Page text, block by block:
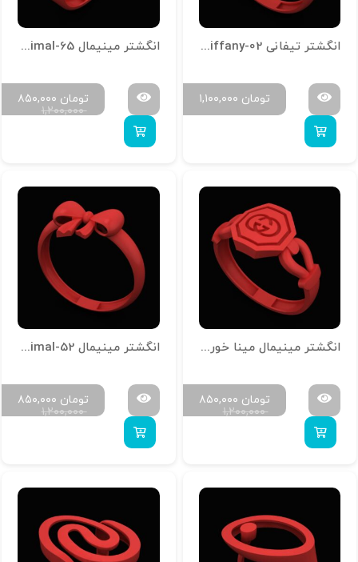
انگشتر تیفانی R-Tiffany-02
۱,۱۰۰,۰۰۰ تومان
انگشتر مینیمال R-Minimal-65
۱,۲۰۰,۰۰۰
۸۵۰,۰۰۰ تومان
انگشتر مینیمال مینا خور R-Minimal-62
۱,۲۰۰,۰۰۰
۸۵۰,۰۰۰ تومان
انگشتر مینیمال R-Minimal-52
۱,۲۰۰,۰۰۰
۸۵۰,۰۰۰ تومان